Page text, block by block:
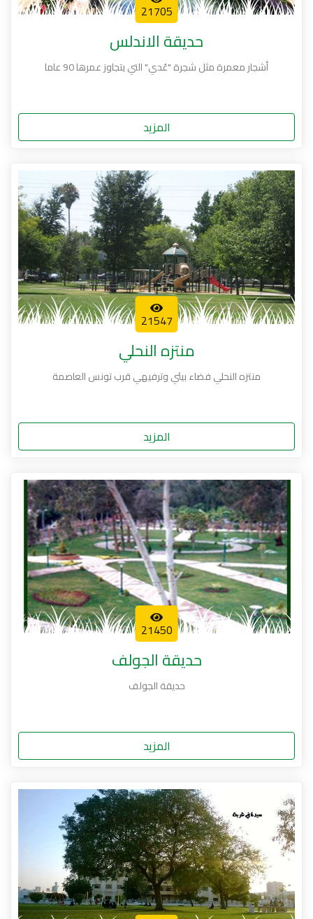
21705
حديقة الاندلس
أشجار معمرة مثل شجرة "عُدي" التي يتجاوز عمرها 90 عاما
المزيد
21547
منتزه النحلي
منتزه النحلي فضاء بيئي وترفيهي قرب تونس العاصمة
المزيد
21450
حديقة الجولف
حديقة الجولف
المزيد